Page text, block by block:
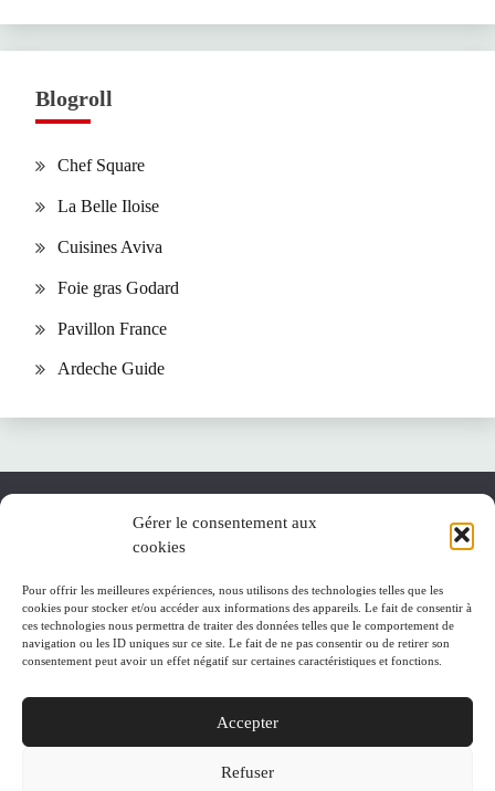
Gérer le consentement aux
cookies
Pour offrir les meilleures expériences, nous utilisons des technologies telles que les
cookies pour stocker et/ou accéder aux informations des appareils. Le fait de consentir à
ces technologies nous permettra de traiter des données telles que le comportement de
navigation ou les ID uniques sur ce site. Le fait de ne pas consentir ou de retirer son
consentement peut avoir un effet négatif sur certaines caractéristiques et fonctions.
Accepter
Refuser
Blogroll
Chef Square
La Belle Iloise
Cuisines Aviva
Foie gras Godard
Pavillon France
Ardeche Guide
Accueil
Plan du site
Politique de cookies (UE)